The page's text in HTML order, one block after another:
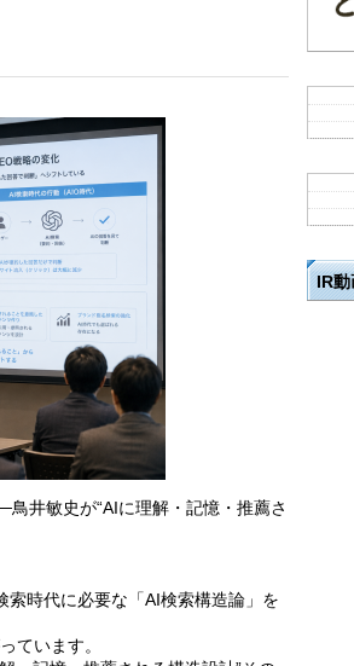
井敏史が“AIに理解・記憶・推薦さ
時代に必要な「AI検索構造論」を
ています。
IR動